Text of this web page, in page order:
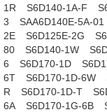
1R
S6D140-1A-F
3
SAA6D140E-5A-01
2E
S6D125E-2G
80
S6D140-1W
6
S6D170-1D
6T
S6D170-1D-6W
R
S6D170-1D-T
6A
S6D170-1G-6B